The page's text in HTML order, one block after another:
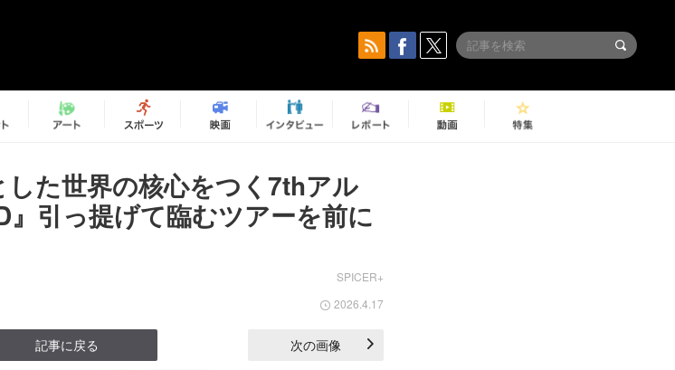
た世界の核心をつく7thアル
』引っ提げて臨むツアーを前に
SPICER+
2026.4.17
記事に戻る 次の画像